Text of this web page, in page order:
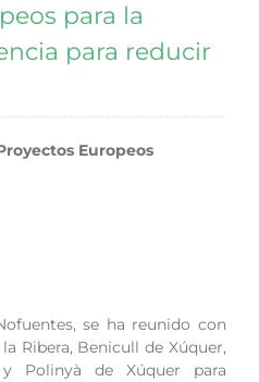
para la
para reducir
Europeos
se ha reunido con
Ribera, Benicull de Xúquer,
Polinyà de Xúquer para